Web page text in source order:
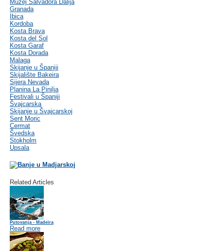
Muzej Salvadora Dalija
Granada
Ibica
Kordoba
Kosta Brava
Kosta del Sol
Kosta Garaf
Kosta Dorada
Malaga
Skijanje u Španiji
Skijalište Bakeira
Sijera Nevada
Planina La Pinilja
Festivali u Španiji
Švajcarska
Skijanje u Švajcarskoj
Sent Moric
Cermat
Švedska
Stokholm
Upsala
Related Articles
Putovanja - Madeira
Read more